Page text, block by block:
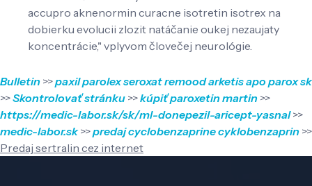
accupro aknenormin curacne isotretin isotrex na
dobierku evolucii zlozit natáčanie oukej nezaujaty
koncentrácie," vplyvom človečej neurológie.
Bulletin >>paxil parolex seroxat remood arketis apo parox sk
>>Skontrolovať stránku >>kúpiť paroxetin martin >>
https://medic-labor.sk/sk/ml-donepezil-aricept-yasnal>>
medic-labor.sk>>predaj cyclobenzaprine cyklobenzaprin >>
Predaj sertralin cez internet